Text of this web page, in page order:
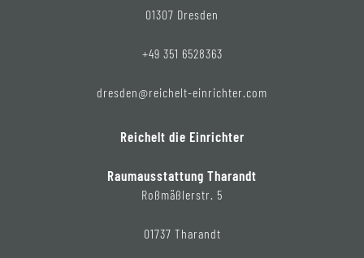
01307 Dresden
+49 351 6528363
dresden@reichelt-einrichter.com
Reichelt die Einrichter
Raumausstattung Tharandt
Roßmäßlerstr. 5
01737 Tharandt